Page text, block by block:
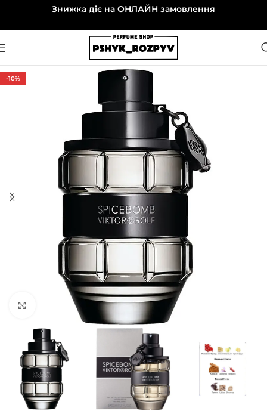
Перейти до навігаціїЗнижка діє на ОНЛАЙН замовлення
-10%
Натисніть, щоб збільшити